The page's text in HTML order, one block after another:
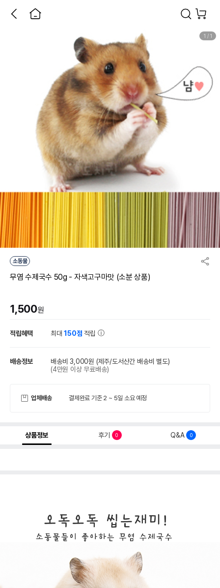
1 / 1
소동물
무염 수제국수 50g - 자색고구마맛 (소분 상품)
1,500원
적립혜택 최대150점 적립
배송정보 배송비 3,000원 (제주/도서산간 배송비 별도)
(4만원 이상 무료배송)
업체배송 결제완료 기준 2 ~ 5일 소요 예정
상품정보 후기 0 Q&A 0